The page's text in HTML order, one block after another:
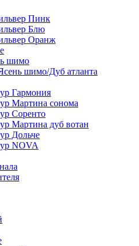
Пинк
Блю
Оранж
шимо
шимо/Дуб атланта
Гармония
Мартина сонома
Соренто
Мартина дуб вотан
Дольче
NOVA